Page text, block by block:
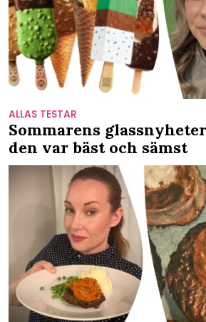
ALLAS TESTAR
Sommarens
den var bäst och sämst